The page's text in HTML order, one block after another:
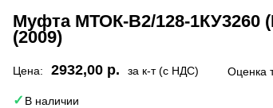
Муфта МТОК-В2/128-1КУ3260
(2009)
Цена: 2932,00 р. за к-т (с НДС) Оценка
В наличии